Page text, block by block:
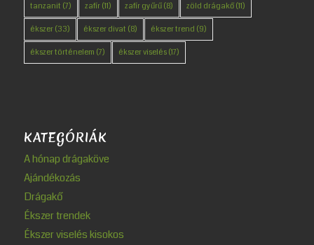
tanzanit (7) zafír(11) zafír gyűrű(8) zöld drágakő(11)
ékszer(33) ékszer divat (8) ékszer trend (9)
ékszer történelem (7) ékszer viselés(17)
KATEGÓRIÁK
A hónap drágaköve
Ajándékozás
Drágakő
Ékszer trendek
Ékszer viselés kisokos